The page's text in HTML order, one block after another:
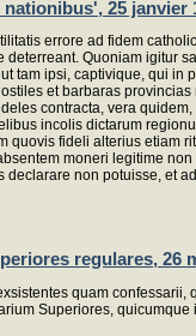
25 janvier
errore ad fidem
Quoniam igitur
tam ipsi, captivique, qui
et barbaras
contracta, vera
incolis dictarum
quovis fideli alterius etiam
moneri legitime
non potuisse, et
regulares, 26
quam
Superiores,